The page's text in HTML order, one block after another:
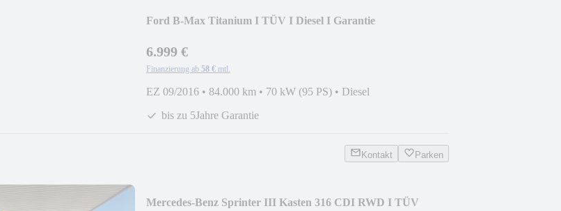
Ford B-Max Titanium I TÜV I Diesel I Garantie
6.999 €
Finanzierung ab 58 € mtl.
EZ 09/2016 • 84.000 km • 70 kW (95 PS) • Diesel
bis zu 5Jahre Garantie
Kontakt Parken
Mercedes-Benz Sprinter III Kasten 316 CDI RWD I TÜV